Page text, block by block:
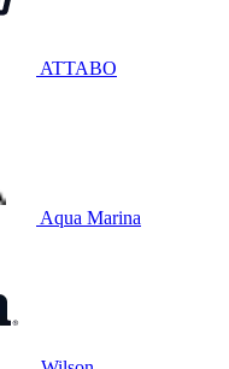
ATTABO
Aqua Marina